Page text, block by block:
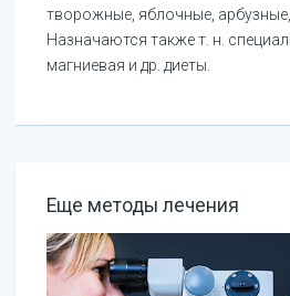
творожные, яблочные,
Назначаются также т. н.
магниевая и др. диеты.
Еще методы лечения